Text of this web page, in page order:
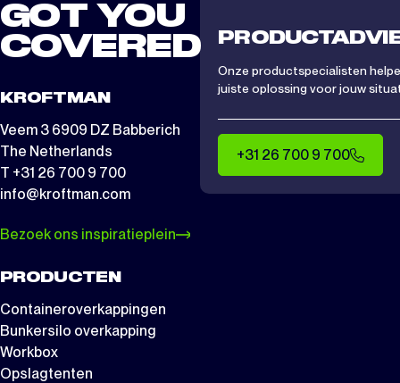
GOT YOU
COVERED
KROFTMAN
Veem 3 6909 DZ Babberich
The Netherlands
T +31 26 700 9 700
info@kroftman.com
Bezoek ons inspiratieplein
PRODUCTEN
Containeroverkappingen
Bunkersilo overkapping
Workbox
Opslagtenten
Onze productspecialisten
juiste oplossing voor jouw
+31 26 700 9 700